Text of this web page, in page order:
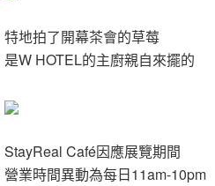
特地拍了開幕茶會的草莓
是W HOTEL的主廚親自來擺的
StayReal Café因應展覽期間
營業時間異動為每日11am-10pm